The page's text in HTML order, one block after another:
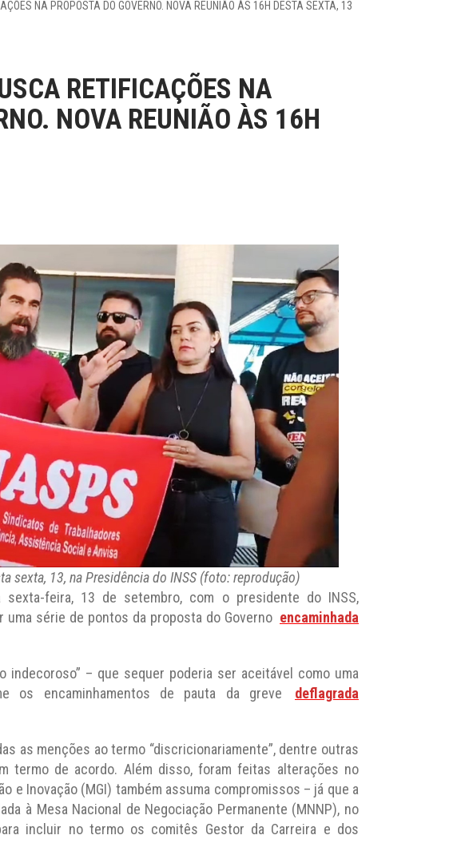
NA PROPOSTA DO GOVERNO. NOVA REUNIÃO ÀS 16H DESTA SEXTA, 13
RETIFICAÇÕES NA
NOVA REUNIÃO ÀS 16H
sexta, 13, na Presidência do INSS (foto: reprodução)
sexta-feira, 13 de setembro, com o presidente do INSS,
série de pontos da proposta do Governo encaminhada
indecoroso” – que sequer poderia ser aceitável como uma
os encaminhamentos de pauta da greve
deflagrada
as menções ao termo “discricionariamente”, dentre outras
termo de acordo. Além disso, foram feitas alterações no
e Inovação (MGI) também assuma compromissos – já que a
à Mesa Nacional de Negociação Permanente (MNNP), no
incluir no termo os comitês Gestor da Carreira e dos